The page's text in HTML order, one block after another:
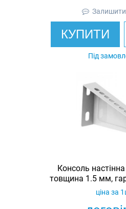
Залишити
КУПИТИ
Під
Консоль
товщина 1.5 мм,
ціна за